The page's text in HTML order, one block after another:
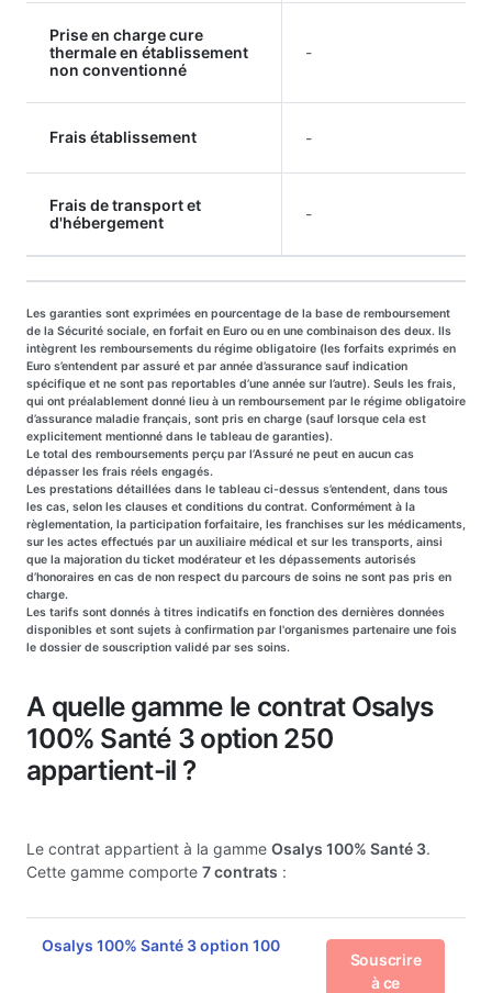
Prise en charge cure
thermale en établissement
non conventionné
-
Frais établissement -
Frais de transport et
d'hébergement
-
Les garanties sont exprimées en pourcentage de la base de remboursement
de la Sécurité sociale, en forfait en Euro ou en une combinaison des deux. Ils
intègrent les remboursements du régime obligatoire (les forfaits exprimés en
Euro s’entendent par assuré et par année d’assurance sauf indication
spécifique et ne sont pas reportables d’une année sur l’autre). Seuls les frais,
qui ont préalablement donné lieu à un remboursement par le régime obligatoire
d’assurance maladie français, sont pris en charge (sauf lorsque cela est
explicitement mentionné dans le tableau de garanties).
Le total des remboursements perçu par l’Assuré ne peut en aucun cas
dépasser les frais réels engagés.
Les prestations détaillées dans le tableau ci-dessus s’entendent, dans tous
les cas, selon les clauses et conditions du contrat. Conformément à la
règlementation, la participation forfaitaire, les franchises sur les médicaments,
sur les actes effectués par un auxiliaire médical et sur les transports, ainsi
que la majoration du ticket modérateur et les dépassements autorisés
d’honoraires en cas de non respect du parcours de soins ne sont pas pris en
charge.
Les tarifs sont donnés à titres indicatifs en fonction des dernières données
disponibles et sont sujets à confirmation par l'organismes partenaire une fois
le dossier de souscription validé par ses soins.
A quelle gamme le contrat Osalys
100% Santé 3 option 250
appartient-il ?
Le contrat appartient à la gamme Osalys 100% Santé 3.
Cette gamme comporte 7 contrats :
Osalys 100% Santé 3 option 100
Souscrire
à ce